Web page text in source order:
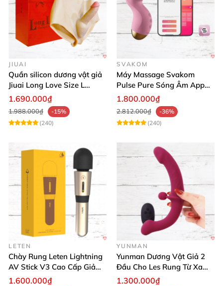
JIUAI
Quần silicon dương vật giả
Jiuai Long Love Size L
thăng hoa
1.690.000₫
1.988.000₫
-15%
(240)
SVAKOM
Máy Massage Svakom
Pulse Pure Sóng Âm App
Điều Khiển Hiện Đại
1.800.000₫
2.812.000₫
-36%
(240)
LETEN
Chày Rung Leten Lightning
AV Stick V3 Cao Cấp Giảm
Mỡ Giữ Dáng
1.600.000₫
YUNMAN
Yunman Dương Vật Giả 2
Đầu Cho Les Rung Từ Xa
Kích Thích
1.300.000₫